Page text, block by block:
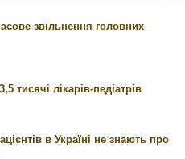
звільнення головних
тисячі лікарів-педіатрів
в Україні не знають про